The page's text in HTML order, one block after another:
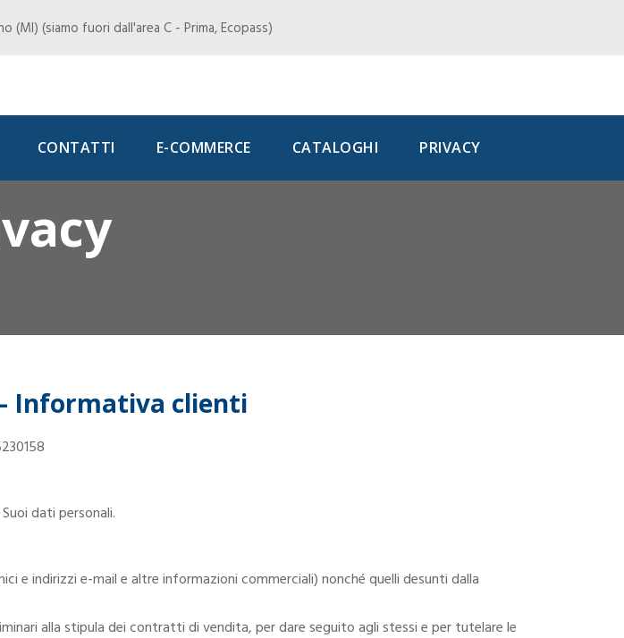
(MI) (siamo fuori dall'area C - Prima, Ecopass)
CONTATTI E-COMMERCE CATALOGHI PRIVACY
Informativa clienti
dati personali.
e indirizzi e-mail e altre informazioni commerciali) nonché quelli desunti dalla
alla stipula dei contratti di vendita, per dare seguito agli stessi e per tutelare le